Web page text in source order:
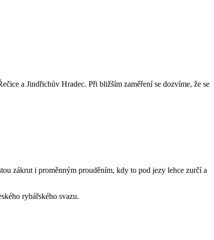
a Jindřichův Hradec. Při bližším zaměření se dozvíme, že se
zákrut i proměnným prouděním, kdy to pod jezy lehce zurčí a
rybářského svazu.